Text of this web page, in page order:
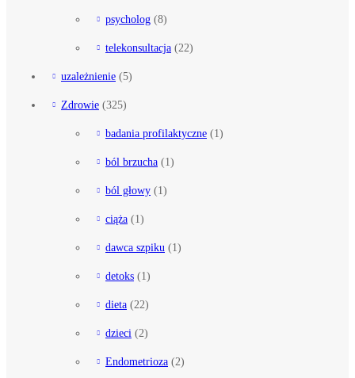
psycholog (8)
telekonsultacja (22)
uzależnienie (5)
Zdrowie (325)
badania profilaktyczne (1)
ból brzucha (1)
ból głowy (1)
ciąża (1)
dawca szpiku (1)
detoks (1)
dieta (22)
dzieci (2)
Endometrioza (2)